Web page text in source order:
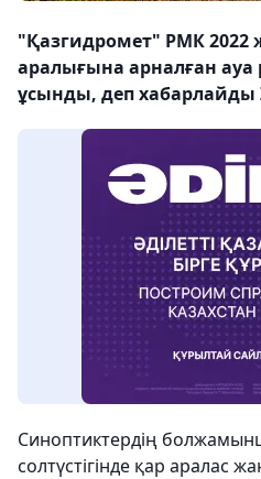
"Қазгидромет" РМК 2022
аралығына арналған
ұсынды, деп хабарлайды
Синоптиктердің
солтүстігінде қар аралас